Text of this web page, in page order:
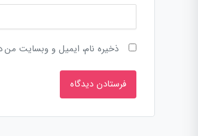
ذخیره نام، ایمیل و وبسایت من